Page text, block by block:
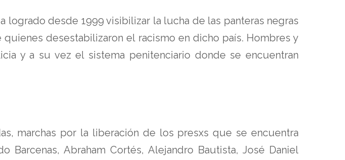
logrado desde 1999 visibilizar la lucha de las panteras negras
desestabilizaron el racismo en dicho país. Hombres y
y a su vez el sistema penitenciario donde se encuentran
marchas por la liberación de los presxs que se encuentra
Barcenas, Abraham Cortés, Alejandro Bautista, José Daniel